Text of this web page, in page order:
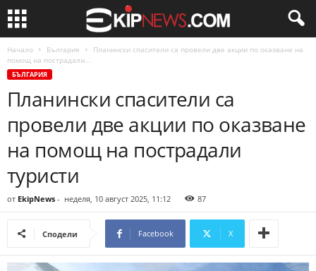
Начало България
Планински спасители са провели две акции по оказване на
помощ на пострадали...
БЪЛГАРИЯ
Планински спасители са
провели две акции по оказване
на помощ на пострадали
туристи
от EkipNews - неделя, 10 август 2025, 11:12 87
Сподели Facebook X